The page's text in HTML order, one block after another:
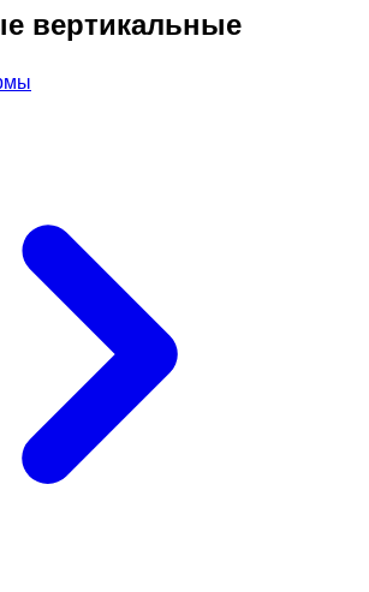
вертикальные